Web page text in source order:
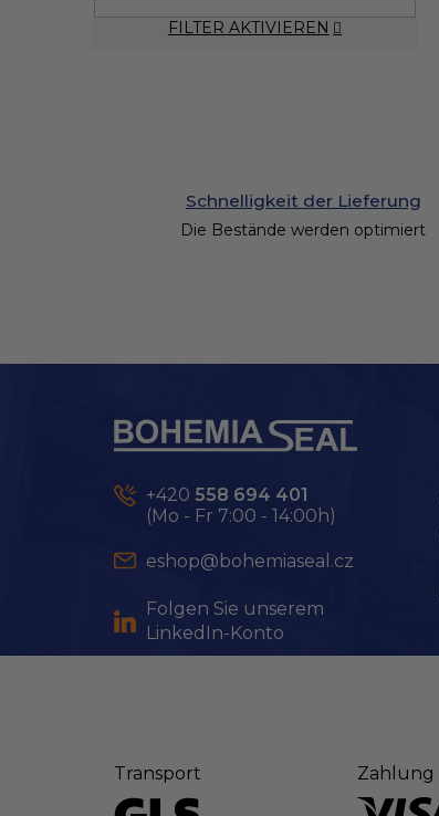
FILTER AKTIVIEREN
Schnelligkeit der Lieferung
Die Bestände werden optimiert
+420 558 694 401
(Mo - Fr 7:00 - 14:00h)
eshop@bohemiaseal.cz
Folgen Sie unserem
LinkedIn-Konto
Transport Zahlung